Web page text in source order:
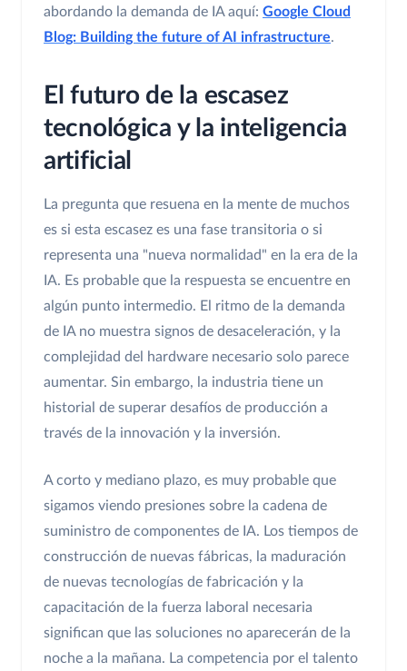
abordando la demanda de IA aquí: Google Cloud
Blog: Building the future of AI infrastructure.
El futuro de la escasez
tecnológica y la inteligencia
artificial
La pregunta que resuena en la mente de muchos
es si esta escasez es una fase transitoria o si
representa una "nueva normalidad" en la era de la
IA. Es probable que la respuesta se encuentre en
algún punto intermedio. El ritmo de la demanda
de IA no muestra signos de desaceleración, y la
complejidad del hardware necesario solo parece
aumentar. Sin embargo, la industria tiene un
historial de superar desafíos de producción a
través de la innovación y la inversión.
A corto y mediano plazo, es muy probable que
sigamos viendo presiones sobre la cadena de
suministro de componentes de IA. Los tiempos de
construcción de nuevas fábricas, la maduración
de nuevas tecnologías de fabricación y la
capacitación de la fuerza laboral necesaria
significan que las soluciones no aparecerán de la
noche a la mañana. La competencia por el talento